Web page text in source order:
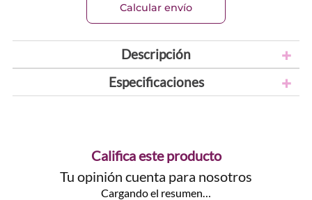
Calcular envío
Descripción
Especificaciones
Califica este producto
Tu opinión cuenta para nosotros
Cargando el resumen…